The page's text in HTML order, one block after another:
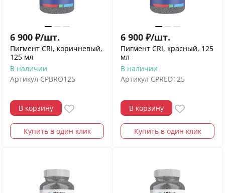
6 900 ₽/шт.
Пигмент CRI, коричневый,
125 мл
В наличии
Артикул CPBRO125
В корзину
Купить в один клик
6 900 ₽/шт.
Пигмент CRI, красный, 125
мл
В наличии
Артикул CPRED125
В корзину
Купить в один клик